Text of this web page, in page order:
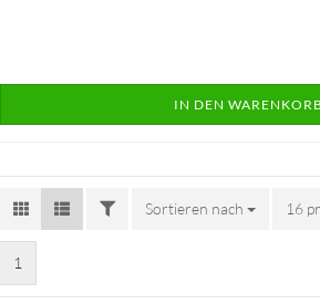
IN DEN WARENKORB
FILTERSortieren nach
Sortieren nach 16
pro
1